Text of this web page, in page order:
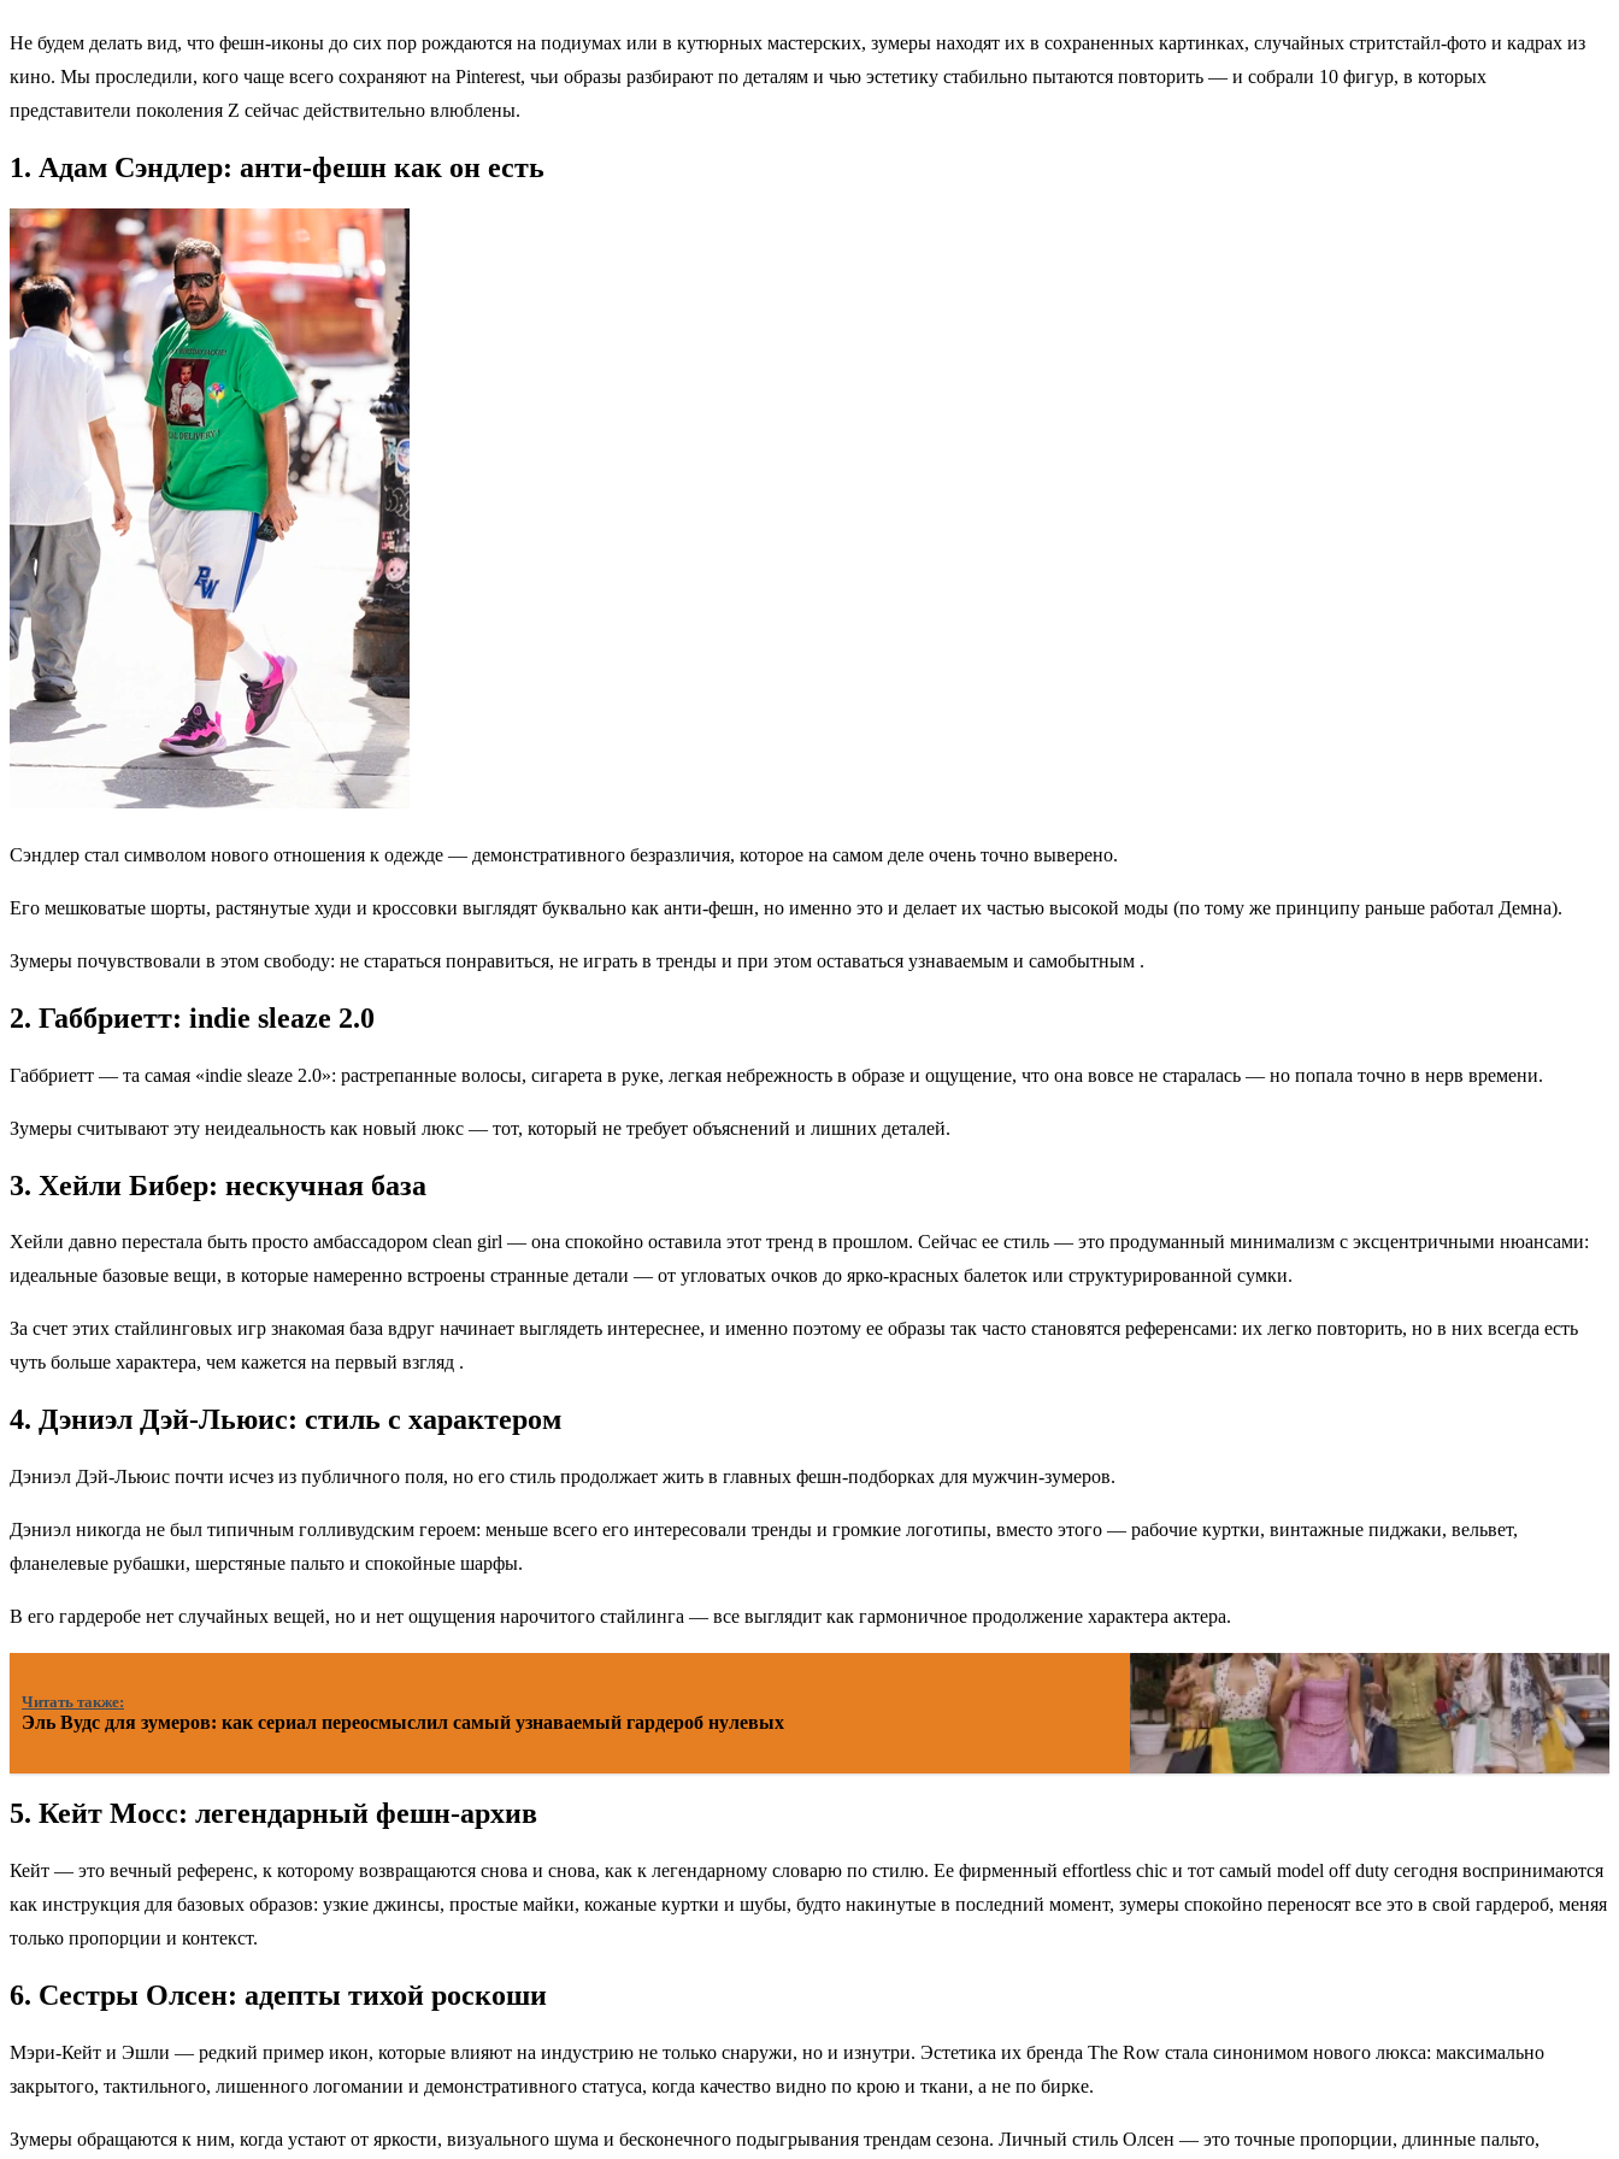
Не будем делать вид, что фешн-иконы до сих пор рождаются на подиумах или в кутюрных мастерских, зумеры находят их в сохраненных картинках, случайных стритстайл-фото и кадрах из
кино. Мы проследили, кого чаще всего сохраняют на Pinterest, чьи образы разбирают по деталям и чью эстетику стабильно пытаются повторить — и собрали 10 фигур, в которых
представители поколения Z сейчас действительно влюблены.
1. Адам Сэндлер: анти‑фешн как он есть
Сэндлер стал символом нового отношения к одежде — демонстративного безразличия, которое на самом деле очень точно выверено.
Его мешковатые шорты, растянутые худи и кроссовки выглядят буквально как анти-фешн, но именно это и делает их частью высокой моды (по тому же принципу раньше работал Демна).
Зумеры почувствовали в этом свободу: не стараться понравиться, не играть в тренды и при этом оставаться узнаваемым и самобытным .
2. Габбриетт: indie sleaze 2.0
Габбриетт — та самая «indie sleaze 2.0»: растрепанные волосы, сигарета в руке, легкая небрежность в образе и ощущение, что она вовсе не старалась — но попала точно в нерв времени.
Зумеры считывают эту неидеальность как новый люкс — тот, который не требует объяснений и лишних деталей.
3. Хейли Бибер: нескучная база
Хейли давно перестала быть просто амбассадором clean girl — она спокойно оставила этот тренд в прошлом. Сейчас ее стиль — это продуманный минимализм с эксцентричными нюансами:
идеальные базовые вещи, в которые намеренно встроены странные детали — от угловатых очков до ярко-красных балеток или структурированной сумки.
За счет этих стайлинговых игр знакомая база вдруг начинает выглядеть интереснее, и именно поэтому ее образы так часто становятся референсами: их легко повторить, но в них всегда есть
чуть больше характера, чем кажется на первый взгляд .
4. Дэниэл Дэй‑Льюис: стиль с характером
Дэниэл Дэй‑Льюис почти исчез из публичного поля, но его стиль продолжает жить в главных фешн-подборках для мужчин-зумеров.
Дэниэл никогда не был типичным голливудским героем: меньше всего его интересовали тренды и громкие логотипы, вместо этого — рабочие куртки, винтажные пиджаки, вельвет,
фланелевые рубашки, шерстяные пальто и спокойные шарфы.
В его гардеробе нет случайных вещей, но и нет ощущения нарочитого стайлинга — все выглядит как гармоничное продолжение характера актера.
Читать также:
Эль Вудс для зумеров: как сериал переосмыслил самый узнаваемый гардероб нулевых
5. Кейт Мосс: легендарный фешн-архив
Кейт — это вечный референс, к которому возвращаются снова и снова, как к легендарному словарю по стилю. Ее фирменный effortless chic и тот самый model off duty сегодня воспринимаются
как инструкция для базовых образов: узкие джинсы, простые майки, кожаные куртки и шубы, будто накинутые в последний момент, зумеры спокойно переносят все это в свой гардероб, меняя
только пропорции и контекст.
6. Сестры Олсен: адепты тихой роскоши
Мэри‑Кейт и Эшли — редкий пример икон, которые влияют на индустрию не только снаружи, но и изнутри. Эстетика их бренда The Row стала синонимом нового люкса: максимально
закрытого, тактильного, лишенного логомании и демонстративного статуса, когда качество видно по крою и ткани, а не по бирке.
Зумеры обращаются к ним, когда устают от яркости, визуального шума и бесконечного подыгрывания трендам сезона. Личный стиль Олсен — это точные пропорции, длинные пальто,